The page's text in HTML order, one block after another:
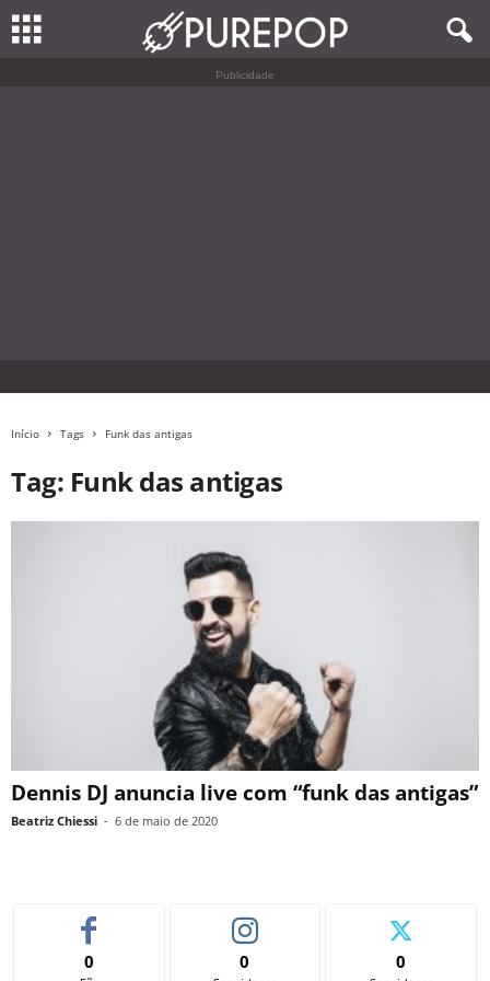
Publicidade
Início Tags Funk das antigas
Tag: Funk das antigas
Dennis DJ anuncia live com “funk das antigas”
Beatriz Chiessi - 6 de maio de 2020
0 0 0